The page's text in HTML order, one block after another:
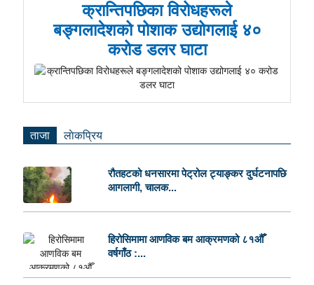
क्रान्तिपछिका विरोधहरूले
बङ्गलादेशको पोशाक उद्योगलाई ४०
करोड डलर घाटा
ताजा लाेकप्रिय
रौतहटको धनसारमा पेट्रोल ट्याङ्कर दुर्घटनापछि
आगलागी, चालक...
हिरोसिमामा आणविक बम आक्रमणको ८१औँ
वर्षगाँठ :...